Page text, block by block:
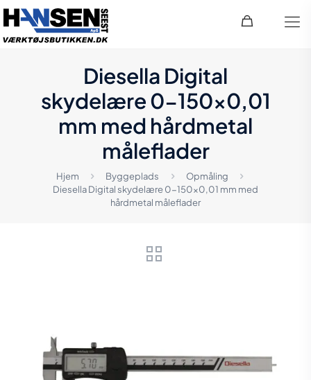
Diesella Digital
skydelære 0-150×0,01
mm med hårdmetal
måleflader
Hjem Byggeplads
Opmåling
Diesella Digital skydelære 0-150×0,01 mm med
hårdmetal måleflader